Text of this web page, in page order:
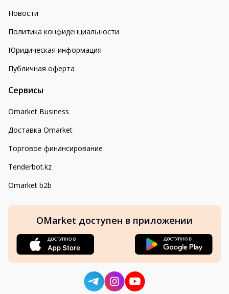
Новости
Политика конфиденциальности
Юридическая информация
Публичная оферта
Сервисы
Omarket Business
Доставка Omarket
Торговое финансирование
Tenderbot.kz
Omarket b2b
OMarket доступен в приложении